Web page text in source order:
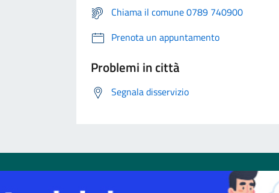
Chiama il comune 0789 740900
Prenota un appuntamento
Problemi in città
Segnala disservizio